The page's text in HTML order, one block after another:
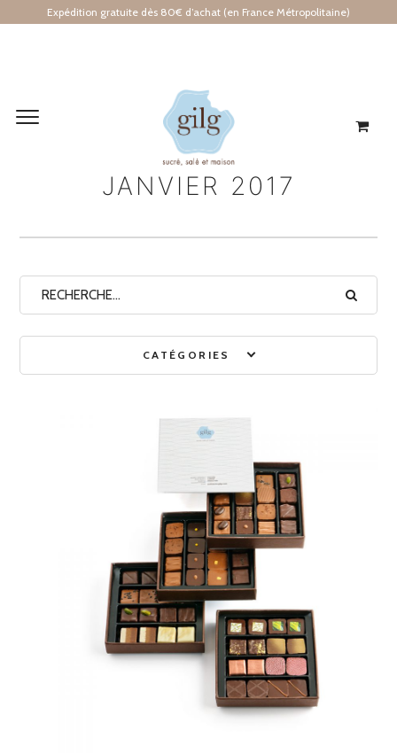
Expédition gratuite dès 80€ d’achat (en France Métropolitaine)
Archives mensuelles
JANVIER 2017
CATÉGORIES